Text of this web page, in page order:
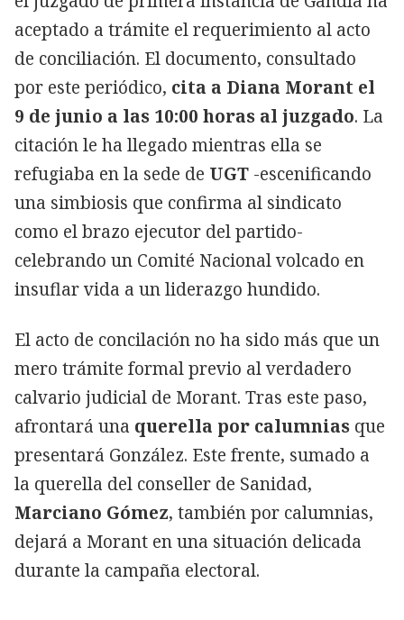
aceptado a trámite el requerimiento al acto
de conciliación. El documento, consultado
por este periódico, cita a Diana Morant el
9 de junio a las 10:00 horas al juzgado. La
citación le ha llegado mientras ella se
refugiaba en la sede de UGT -escenificando
una simbiosis que confirma al sindicato
como el brazo ejecutor del partido-
celebrando un Comité Nacional volcado en
insuflar vida a un liderazgo hundido.
El acto de concilación no ha sido más que un
mero trámite formal previo al verdadero
calvario judicial de Morant. Tras este paso,
afrontará una querella por calumnias que
presentará González. Este frente, sumado a
la querella del conseller de Sanidad,
Marciano Gómez, también por calumnias,
dejará a Morant en una situación delicada
durante la campaña electoral.